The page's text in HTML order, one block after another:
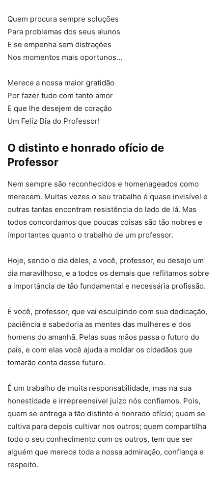
Quem procura sempre soluções
Para problemas dos seus alunos
E se empenha sem distrações
Nos momentos mais oportunos…
Merece a nossa maior gratidão
Por fazer tudo com tanto amor
E que lhe desejem de coração
Um Feliz Dia do Professor!
O distinto e honrado ofício de
Professor
Nem sempre são reconhecidos e homenageados como
merecem. Muitas vezes o seu trabalho é quase invisível e
outras tantas encontram resistência do lado de lá. Mas
todos concordamos que poucas coisas são tão nobres e
importantes quanto o trabalho de um professor.
Hoje, sendo o dia deles, a você, professor, eu desejo um
dia maravilhoso, e a todos os demais que reflitamos sobre
a importância de tão fundamental e necessária profissão.
É você, professor, que vai esculpindo com sua dedicação,
paciência e sabedoria as mentes das mulheres e dos
homens do amanhã. Pelas suas mãos passa o futuro do
país, e com elas você ajuda a moldar os cidadãos que
tomarão conta desse futuro.
É um trabalho de muita responsabilidade, mas na sua
honestidade e irrepreensível juízo nós confiamos. Pois,
quem se entrega a tão distinto e honrado ofício; quem se
cultiva para depois cultivar nos outros; quem compartilha
todo o seu conhecimento com os outros, tem que ser
alguém que merece toda a nossa admiração, confiança e
respeito.